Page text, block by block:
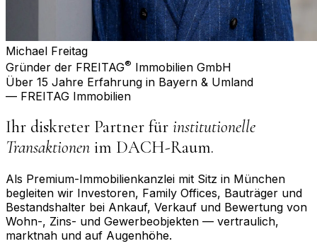
Michael Freitag
Gründer der FREITAG® Immobilien GmbH
Über 15 Jahre Erfahrung in Bayern & Umland
— FREITAG Immobilien
Ihr diskreter Partner für institutionelle
Transaktionen im DACH-Raum.
Als Premium-Immobilienkanzlei mit Sitz in München
begleiten wir Investoren, Family Offices, Bauträger und
Bestandshalter bei Ankauf, Verkauf und Bewertung von
Wohn-, Zins- und Gewerbeobjekten — vertraulich,
marktnah und auf Augenhöhe.